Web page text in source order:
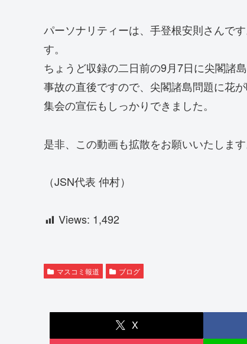
パーソナリティーは、手登根安則さんで
す。
ちょうど収録の二日前の9月7日に尖閣諸
事故の直後ですので、尖閣諸島問題に花
集会の宣伝もしっかりできました。
是非、この動画も拡散をお願いいたします
（JSN代表 仲村）
Views: 1,492
マスコミ報道 ブログ
X